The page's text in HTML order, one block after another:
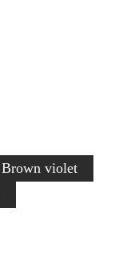
Brown violet